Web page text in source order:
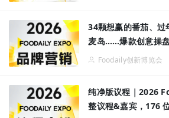
34颗想赢的番茄、过
麦岛……爆款创意操
记住”的底层逻辑！
Foodaily创新博览会
纯净版议程｜2026
整议程&嘉宾，176